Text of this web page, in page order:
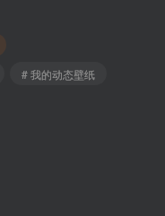
# 我的动态壁纸